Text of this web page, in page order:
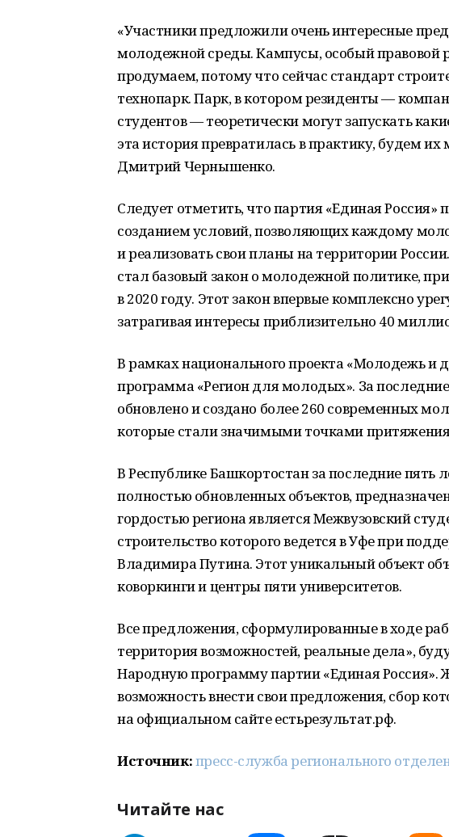
«Участники предложили очень интересные
молодежной среды. Кампусы, особый правовой
продумаем, потому что сейчас стандарт
технопарк. Парк, в котором резиденты —
студентов — теоретически могут запускать
эта история превратилась в практику, будем
Дмитрий Чернышенко.
Следует отметить, что партия «Единая Россия»
созданием условий, позволяющих каждому
и реализовать свои планы на территории
стал базовый закон о молодежной политике,
в 2020 году. Этот закон впервые комплексно
затрагивая интересы приблизительно 40
В рамках национального проекта «Молодежь и
программа «Регион для молодых». За
обновлено и создано более 260 современных
которые стали значимыми точками
В Республике Башкортостан за последние пять
полностью обновленных объектов,
гордостью региона является Межвузовский
строительство которого ведется в Уфе при
Владимира Путина. Этот уникальный объект
коворкинги и центры пяти университетов.
Все предложения, сформулированные в ходе
территория возможностей, реальные дела»,
Народную программу партии «Единая Россия».
возможность внести свои предложения, сбор
на официальном сайте естьрезультат.рф.
Источник:пресс-служба регионального
Читайте нас